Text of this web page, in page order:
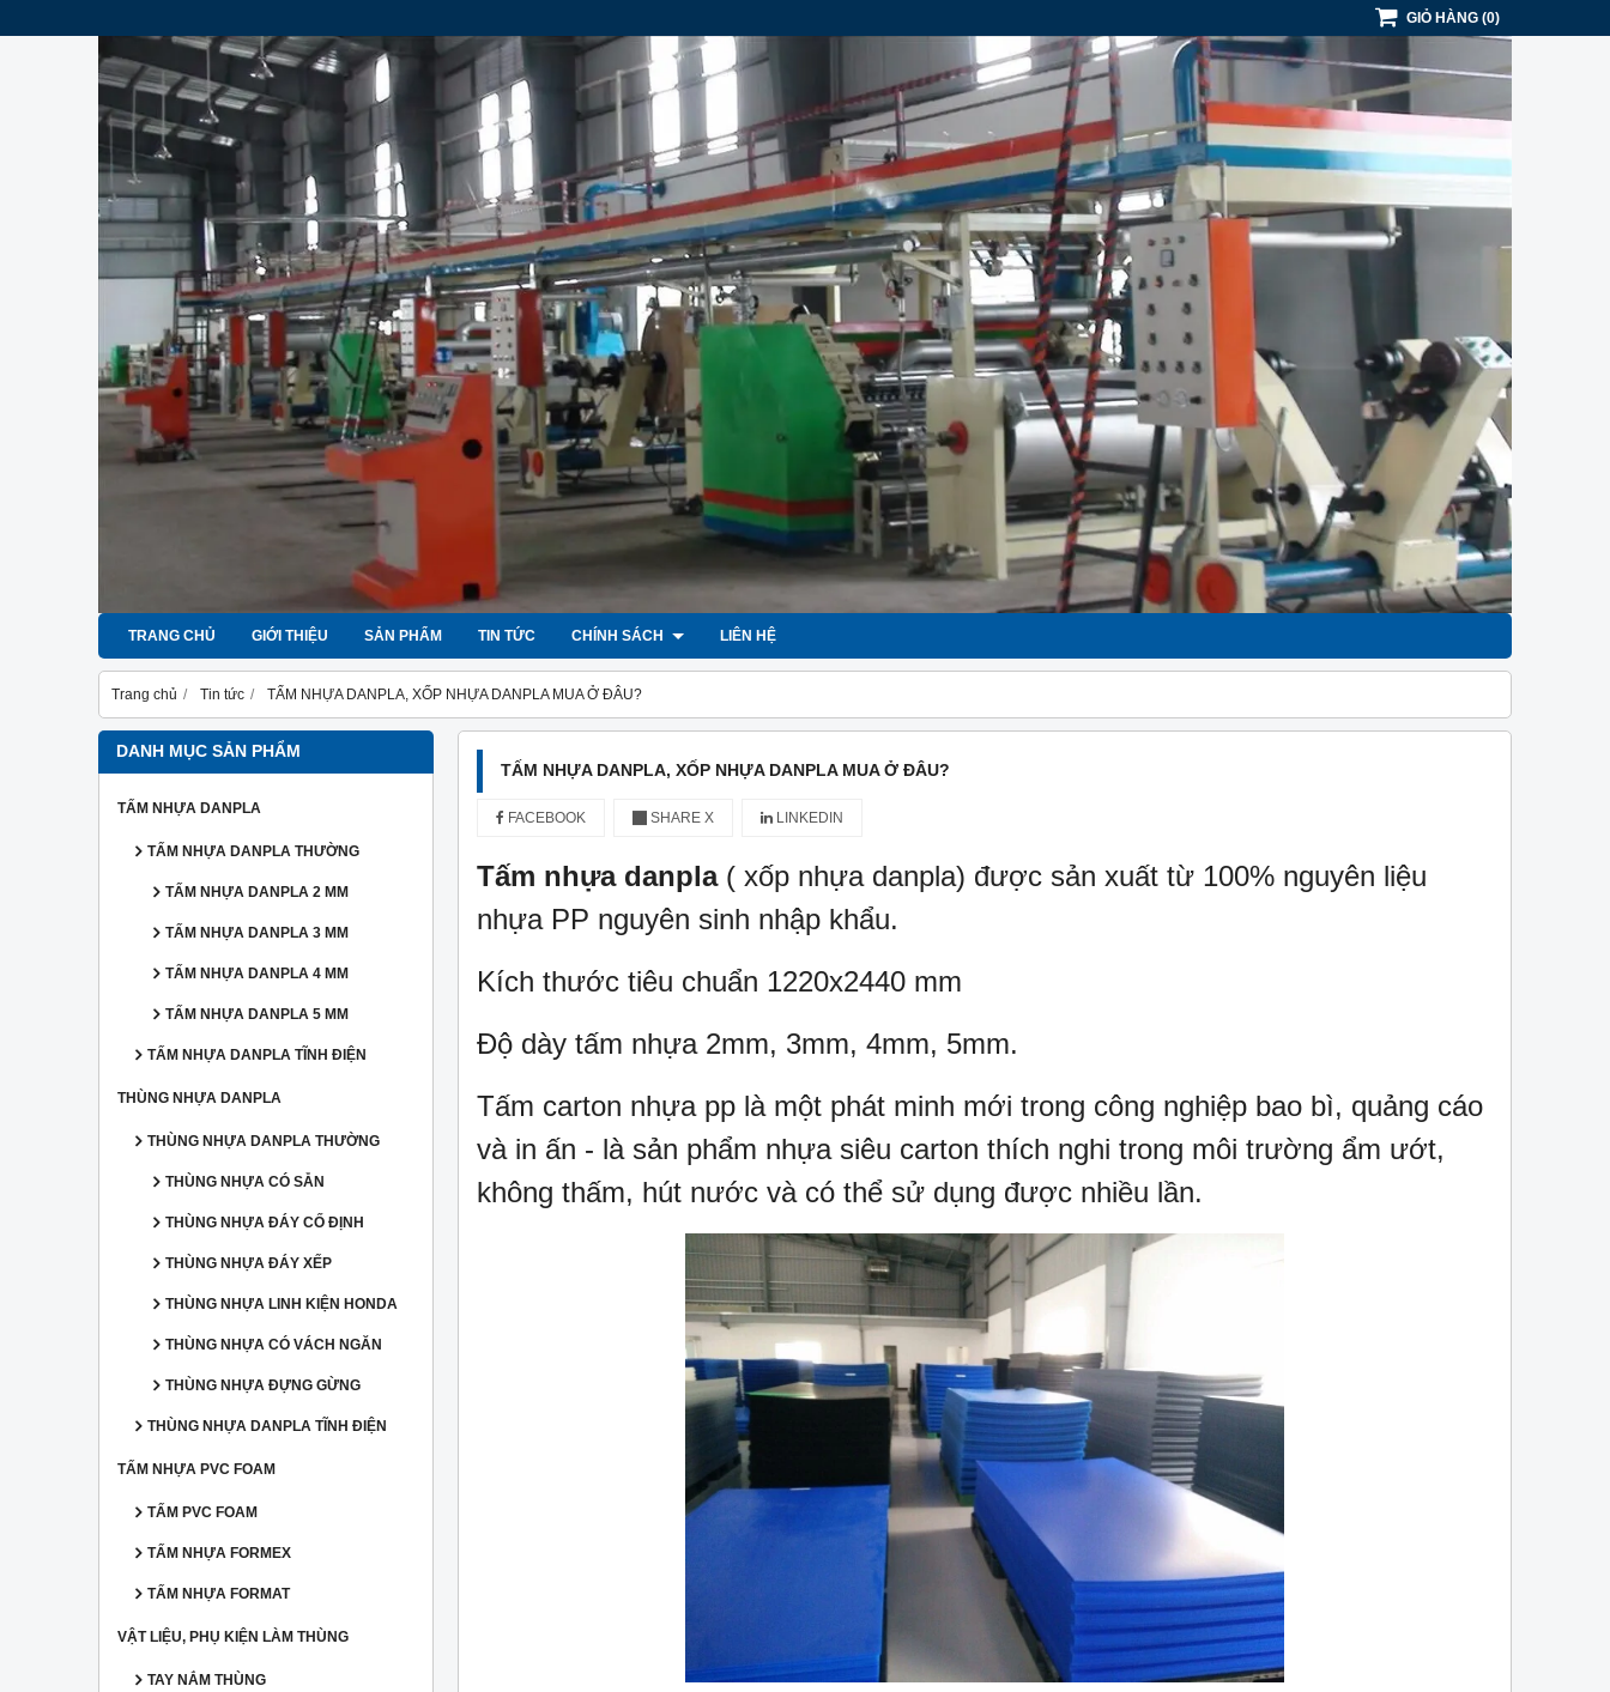
GIỎ HÀNG (0)
TRANG CHỦ GIỚI THIỆU SẢN PHẨM TIN TỨC CHÍNH SÁCH LIÊN HỆ
Trang chủ Tin tức TẤM NHỰA DANPLA, XỐP NHỰA DANPLA MUA Ở ĐÂU?
DANH MỤC SẢN PHẨM
TẤM NHỰA DANPLA
TẤM NHỰA DANPLA THƯỜNG
TẤM NHỰA DANPLA 2 MM
TẤM NHỰA DANPLA 3 MM
TẤM NHỰA DANPLA 4 MM
TẤM NHỰA DANPLA 5 MM
TẤM NHỰA DANPLA TĨNH ĐIỆN
THÙNG NHỰA DANPLA
THÙNG NHỰA DANPLA THƯỜNG
THÙNG NHỰA CÓ SẴN
THÙNG NHỰA ĐÁY CỐ ĐỊNH
THÙNG NHỰA ĐÁY XẾP
THÙNG NHỰA LINH KIỆN HONDA
THÙNG NHỰA CÓ VÁCH NGĂN
THÙNG NHỰA ĐỰNG GỪNG
THÙNG NHỰA DANPLA TĨNH ĐIỆN
TẤM NHỰA PVC FOAM
TẤM PVC FOAM
TẤM NHỰA FORMEX
TẤM NHỰA FORMAT
VẬT LIỆU, PHỤ KIỆN LÀM THÙNG
TAY NẮM THÙNG
TẤM NHỰA DANPLA, XỐP NHỰA DANPLA MUA Ở ĐÂU?
FACEBOOK SHARE X LINKEDIN
Tấm nhựa danpla( xốp nhựa danpla) được sản xuất từ 100% nguyên liệu
nhựa PP nguyên sinh nhập khẩu.
Kích thước tiêu chuẩn 1220x2440 mm
Độ dày tấm nhựa 2mm, 3mm, 4mm, 5mm.
Tấm carton nhựa pp là một phát minh mới trong công nghiệp bao bì, quảng cáo
và in ấn - là sản phẩm nhựa siêu carton thích nghi trong môi trường ẩm ướt,
không thấm, hút nước và có thể sử dụng được nhiều lần.